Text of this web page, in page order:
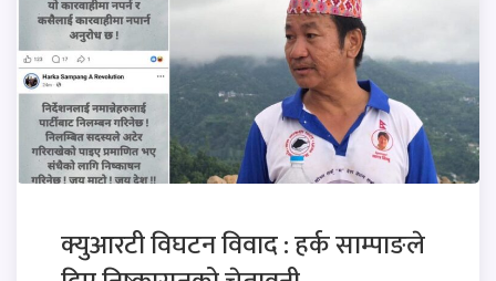
क्युआरटी विघटन विवाद : हर्क साम्पाङले